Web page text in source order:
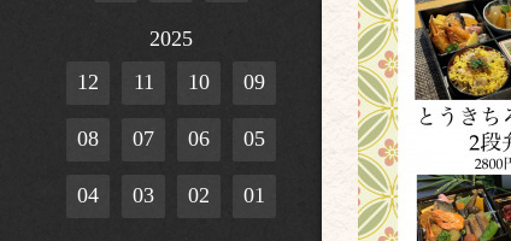
2025
12
11 10 09
08 07 06 05
04 03 02 01